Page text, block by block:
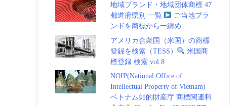
地域ブランド・地域団体商標 47
都道府県別 一覧
ご当地ブラ
ンドを商標から一纏め
アメリカ合衆国（米国）の商標
登録を検索（TESS）
米国商
標登録 検索 vol.8
NOIP(National Office of
Intellectual Property of Vietnam)
ベトナム知的財産庁 商標関連料